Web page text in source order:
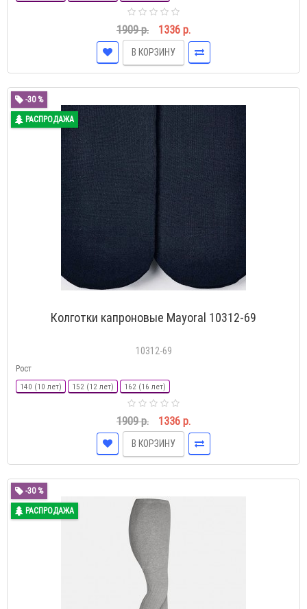
1909 р. 1336 р.
В КОРЗИНУ
-30 %
РАСПРОДАЖА
Колготки капроновые Mayoral 10312-69
10312-69
Рост
140 (10 лет) 152 (12 лет) 162 (16 лет)
1909 р. 1336 р.
В КОРЗИНУ
-30 %
РАСПРОДАЖА